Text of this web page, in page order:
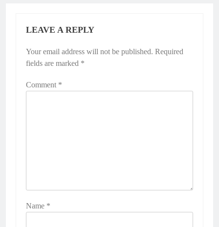
LEAVE A REPLY
Your email address will not be published. Required
fields are marked *
Comment *
Name *